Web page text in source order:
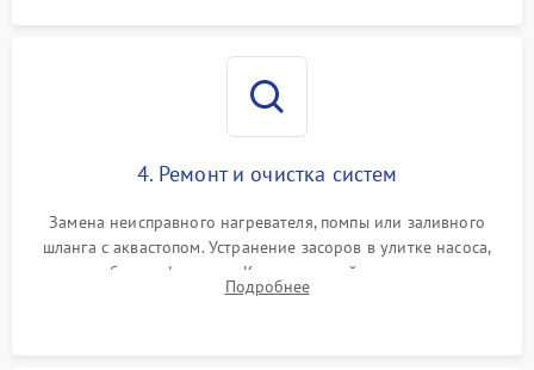
4. Ремонт и очистка систем
Замена неисправного нагревателя, помпы или заливного
шланга с аквастопом. Устранение засоров в улитке насоса,
патрубках и фильтрах. Компонентный ремонт платы
управления, восстановление поврежденной проводки.
Подробнее